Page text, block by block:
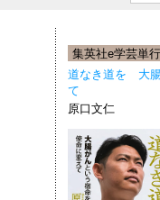
集英社e学芸単
道なき道を 大
て
原口文仁